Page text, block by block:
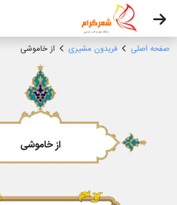
صفحه اصلی فریدون مشیری از خاموشی
از خاموشی